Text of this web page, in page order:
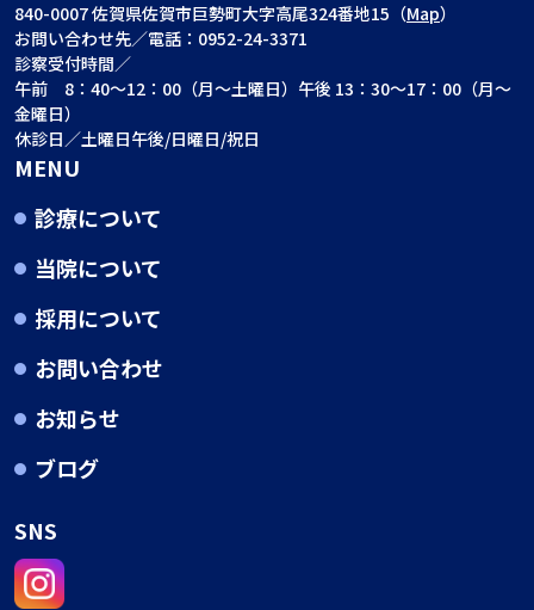
840-0007 佐賀県佐賀市巨勢町大字高尾324番地15（Map）
お問い合わせ先／電話：0952-24-3371
診察受付時間／
午前 8：40～12：00（月～土曜日）午後 13：30～17：00（月～
金曜日）
休診日／土曜日午後/日曜日/祝日
MENU
診療について
当院について
採用について
お問い合わせ
お知らせ
ブログ
SNS